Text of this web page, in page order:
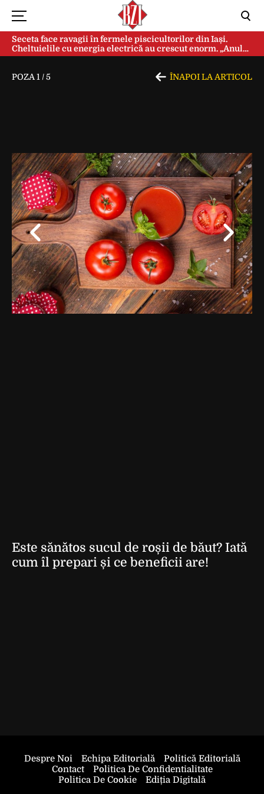
Seceta face ravagii în fermele piscicultorilor din Iași.
Cheltuielile cu energia electrică au crescut enorm. „Anul
acesta e mai grav din cauza temperaturilor foarte mari”
POZA 1 /5 ÎNAPOI LA ARTICOL
Este sănătos sucul de roșii de băut? Iată
cum îl prepari și ce beneficii are!
Despre Noi Echipa Editorială
Politică Editorială
Contact
Politica De Confidentialitate
Politica De Cookie
Ediția Digitală